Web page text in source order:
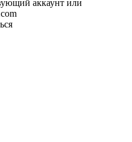
аккаунт или